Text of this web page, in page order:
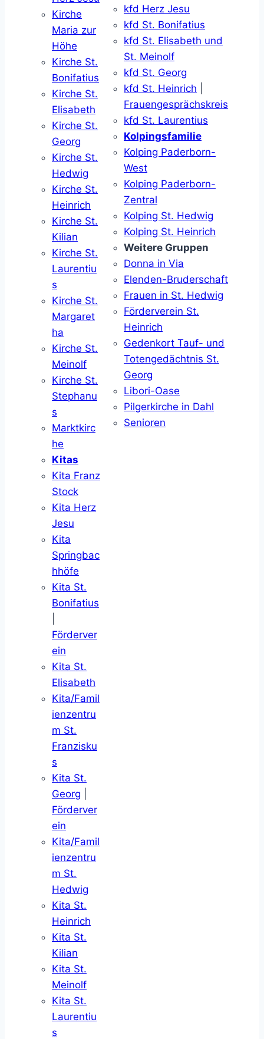
Kirche
Maria zur
Höhe
Kirche St.
Bonifatius
Kirche St.
Elisabeth
Kirche St.
Georg
Kirche St.
Hedwig
Kirche St.
Heinrich
Kirche St.
Kilian
Kirche St.
Laurentiu
s
Kirche St.
Margaret
ha
Kirche St.
Meinolf
Kirche St.
Stephanu
s
Marktkirc
he
Kitas
Kita Franz
Stock
Kita Herz
Jesu
Kita
Springbac
hhöfe
Kita St.
Bonifatius
Förderver
ein
Kita St.
Elisabeth
Kita/Famil
ienzentru
m St.
Franzisku
s
Kita St.
Georg
Förderver
ein
Kita/Famil
ienzentru
m St.
Hedwig
Kita St.
Heinrich
Kita St.
Kilian
Kita St.
Meinolf
Kita St.
Laurentiu
s
kfd Herz Jesu
kfd St. Bonifatius
kfd St. Elisabeth und
St. Meinolf
kfd St. Georg
kfd St. Heinrich
Frauengesprächskreis
kfd St. Laurentius
Kolpingsfamilie
Kolping Paderborn-
West
Kolping Paderborn-
Zentral
Kolping St. Hedwig
Kolping St. Heinrich
Weitere Gruppen
Donna in Via
Elenden-Bruderschaft
Frauen in St. Hedwig
Förderverein St.
Heinrich
Gedenkort Tauf- und
Totengedächtnis St.
Georg
Libori-Oase
Pilgerkirche in Dahl
Senioren